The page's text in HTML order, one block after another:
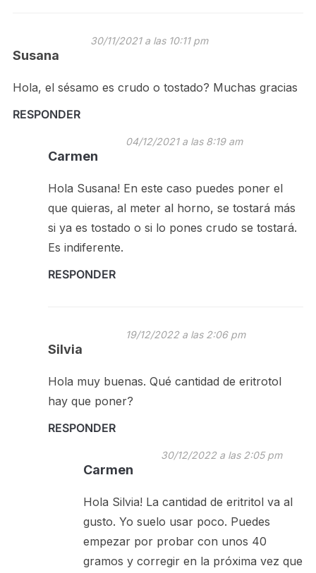
Susana
30/11/2021 a las 10:11 pm
Hola, el sésamo es crudo o tostado? Muchas gracias
RESPONDER
Carmen
04/12/2021 a las 8:19 am
Hola Susana! En este caso puedes poner el
que quieras, al meter al horno, se tostará más
si ya es tostado o si lo pones crudo se tostará.
Es indiferente.
RESPONDER
Silvia
19/12/2022 a las 2:06 pm
Hola muy buenas. Qué cantidad de eritrotol
hay que poner?
RESPONDER
Carmen
30/12/2022 a las 2:05 pm
Hola Silvia! La cantidad de eritritol va al
gusto. Yo suelo usar poco. Puedes
empezar por probar con unos 40
gramos y corregir en la próxima vez que